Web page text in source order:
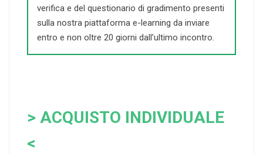
verifica e del questionario di gradimento presenti
sulla nostra piattaforma e-learning da inviare
entro e non oltre 20 giorni dall’ultimo incontro.
> ACQUISTO INDIVIDUALE
<